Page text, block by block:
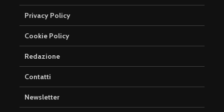
Privacy Policy
Cookie Policy
Redazione
Contatti
Newsletter